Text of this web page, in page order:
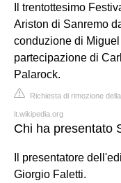
Il trentottesimo
Ariston di Sanremo
conduzione di
partecipazione di
Palarock.
Richiesta di rimozione
it.wikipedia.org
Chi ha presentato
Il presentatore
Giorgio Faletti.